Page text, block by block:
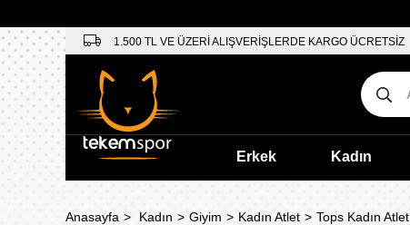
1.500 TL VE ÜZERİ ALIŞVERİŞLERDE KARGO ÜCRETSİZ
Erkek Kadın
Anasayfa Kadın Giyim Kadın Atlet Tops Kadın Atlet